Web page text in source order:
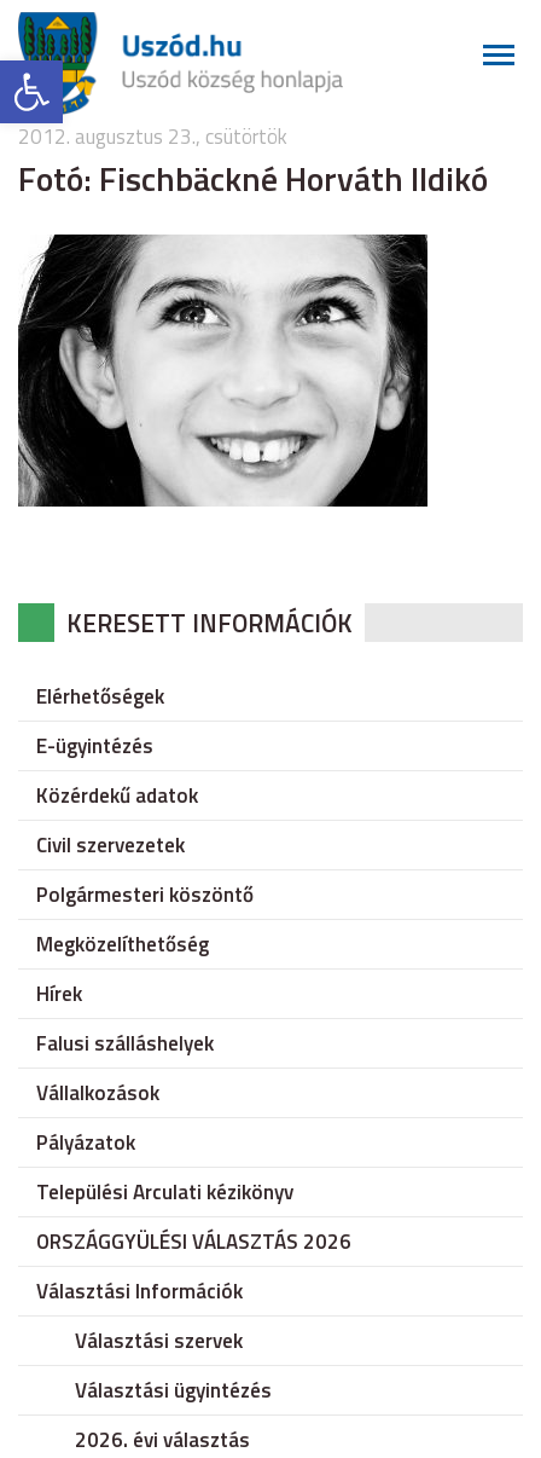
Eszköztár megnyitása
2012. augusztus 23., csütörtök
Fotó: Fischbäckné Horváth Ildikó
KERESETT INFORMÁCIÓK
Elérhetőségek
E-ügyintézés
Közérdekű adatok
Civil szervezetek
Polgármesteri köszöntő
Megközelíthetőség
Hírek
Falusi szálláshelyek
Vállalkozások
Pályázatok
Települési Arculati kézikönyv
ORSZÁGGYÜLÉSI VÁLASZTÁS 2026
Választási Információk
Választási szervek
Választási ügyintézés
2026. évi választás